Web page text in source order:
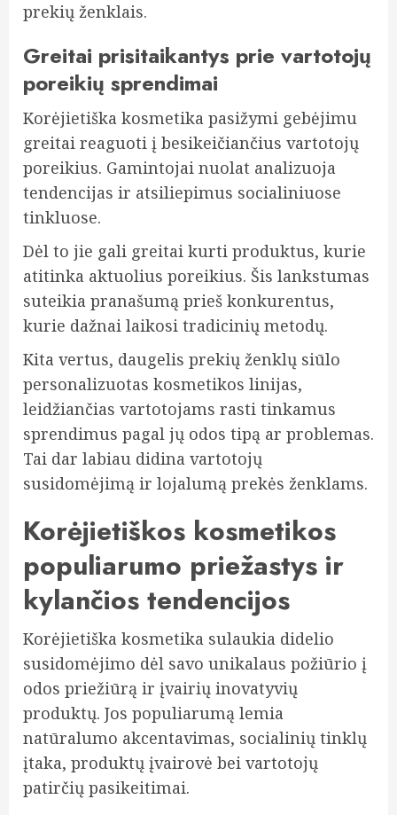
prekių ženklais.
Greitai prisitaikantys prie vartotojų
poreikių sprendimai
Korėjietiška kosmetika pasižymi gebėjimu
greitai reaguoti į besikeičiančius vartotojų
poreikius. Gamintojai nuolat analizuoja
tendencijas ir atsiliepimus socialiniuose
tinkluose.
Dėl to jie gali greitai kurti produktus, kurie
atitinka aktuolius poreikius. Šis lankstumas
suteikia pranašumą prieš konkurentus,
kurie dažnai laikosi tradicinių metodų.
Kita vertus, daugelis prekių ženklų siūlo
personalizuotas kosmetikos linijas,
leidžiančias vartotojams rasti tinkamus
sprendimus pagal jų odos tipą ar problemas.
Tai dar labiau didina vartotojų
susidomėjimą ir lojalumą prekės ženklams.
Korėjietiškos kosmetikos
populiarumo priežastys ir
kylančios tendencijos
Korėjietiška kosmetika sulaukia didelio
susidomėjimo dėl savo unikalaus požiūrio į
odos priežiūrą ir įvairių inovatyvių
produktų. Jos populiarumą lemia
natūralumo akcentavimas, socialinių tinklų
įtaka, produktų įvairovė bei vartotojų
patirčių pasikeitimai.